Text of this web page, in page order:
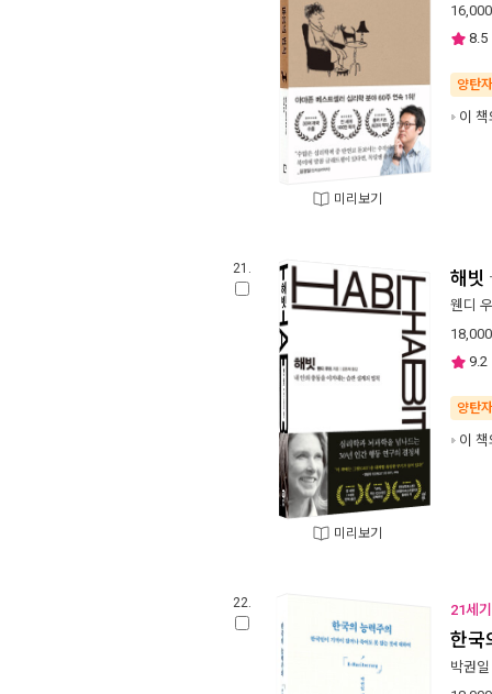
미리보기
16,000
8.5
양탄
이
21.
미리보기
해빗
웬디
18,000
9.2
양탄
이
22. 21세
한국
박권일